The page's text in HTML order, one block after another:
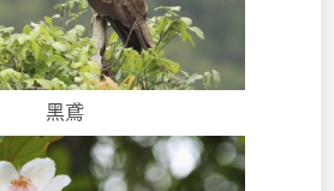
黑鳶